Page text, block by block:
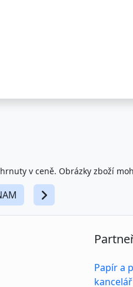
v ceně. Obrázky zboží
Papír a
kancelář